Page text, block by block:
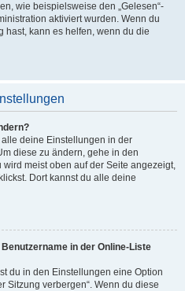
wie beispielsweise den „Gelesen“-
aktiviert wurden. Wenn du
hast, kann es helfen, wenn du die
deine Einstellungen in der
diese zu ändern, gehe in den
wird meist oben auf der Seite angezeigt,
Dort kannst du alle deine
in der Online-Liste
du in den Einstellungen eine Option
Sitzung verbergen“. Wenn du diese